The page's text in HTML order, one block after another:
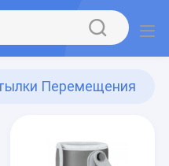
Перемещения